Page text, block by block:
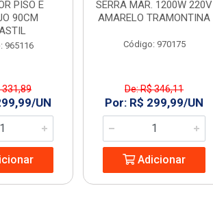
PISO E
90CM
965116
331,89
UN
SERRA MAR. 1200W 220V
AMARELO TRAMONTINA
Código: 970175
De: R$ 346,11
Por: R$ 299,99/UN
Adicionar